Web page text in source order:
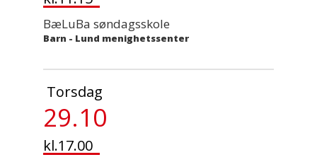
BæLuBa søndagsskole
Barn - Lund menighetssenter
Torsdag
29.10
kl.17.00